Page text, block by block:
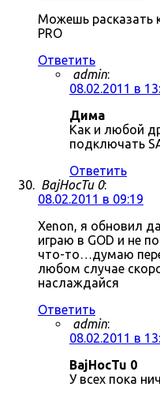
Можешь расказать
PRO
Ответить
admin:
08.02.2011 в
Дима
Как и любой
подключать
Ответить
BajHocTu 0:
08.02.2011 в 09:19
Xenon, я обновил
играю в GOD и не
что-то…думаю
любом случае
наслаждайся
Ответить
admin:
08.02.2011 в
BajHocTu 0
У всех пока